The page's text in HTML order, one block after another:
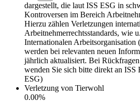
dargestellt, die laut ISS ESG in
Kontroversen im Bereich
Hierzu zählen Verletzungen
Arbeitnehmerrechtsstandards, wie
Internationalen
werden bei relevanten neuen
jährlich aktualisiert. Bei
wenden Sie sich bitte direkt an ISS
ESG)
Verletzung von Tierwohl
0.00%